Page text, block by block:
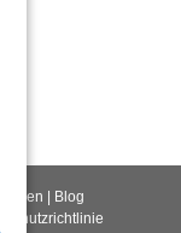
Blog